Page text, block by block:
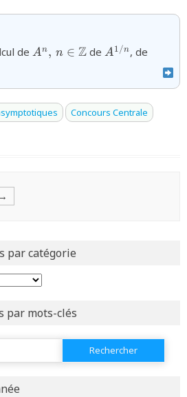
de {A^n,\,n\in\mathbb{Z}}
An , n ∈ Zde {A^{1/n}}
A1/n, de
Concours Centrale
par catégorie
par mots-clés